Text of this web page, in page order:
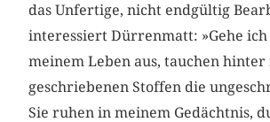
das Unfertige, nicht endgültig
interessiert Dürrenmatt: »Gehe ich
meinem Leben aus, tauchen hinter
geschriebenen Stoffen die
Sie ruhen in meinem Gedächtnis,